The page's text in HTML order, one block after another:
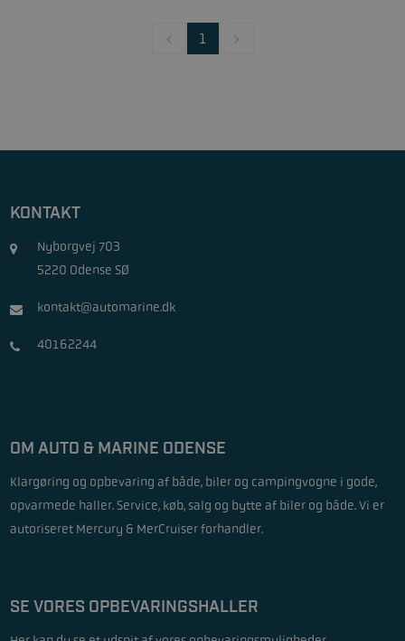
1
KONTAKT
Nyborgvej 703
5220 Odense SØ
kontakt@automarine.dk
40162244
OM AUTO & MARINE ODENSE
Klargøring og opbevaring af både, biler og campingvogne i gode,
opvarmede haller. Service, køb, salg og bytte af biler og både. Vi er
autoriseret Mercury & MerCruiser forhandler.
SE VORES OPBEVARINGSHALLER